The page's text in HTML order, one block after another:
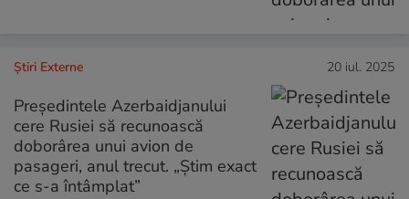
Știri Externe 20 iul. 2025
Președintele Azerbaidjanului
cere Rusiei să recunoască
doborârea unui avion de
pasageri, anul trecut. „Știm exact
ce s-a întâmplat”